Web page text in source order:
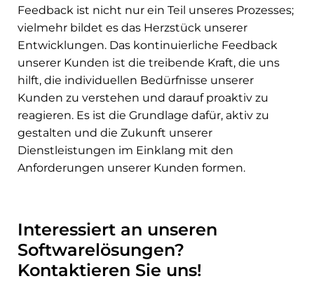
Feedback ist nicht nur ein Teil unseres Prozesses;
vielmehr bildet es das Herzstück unserer
Entwicklungen. Das kontinuierliche Feedback
unserer Kunden ist die treibende Kraft, die uns
hilft, die individuellen Bedürfnisse unserer
Kunden zu verstehen und darauf proaktiv zu
reagieren. Es ist die Grundlage dafür, aktiv zu
gestalten und die Zukunft unserer
Dienstleistungen im Einklang mit den
Anforderungen unserer Kunden formen.
Interessiert an unseren
Softwarelösungen?
Kontaktieren Sie uns!